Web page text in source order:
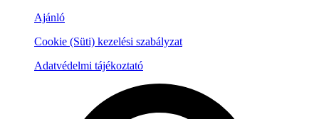
Ajánló
Cookie (Süti) kezelési szabályzat
Adatvédelmi tájékoztató